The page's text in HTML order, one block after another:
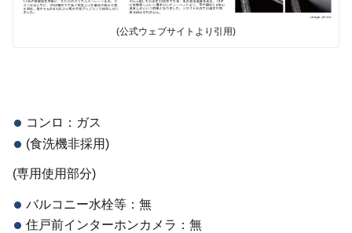
(公式ウェブサイトより引用)
コンロ：ガス
(食洗機非採用)
(専用使用部分)
バルコニー水栓等：無
住戸前インターホンカメラ：無